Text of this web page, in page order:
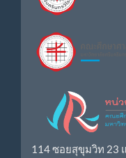
114 ซอยสุขุมวิท 23